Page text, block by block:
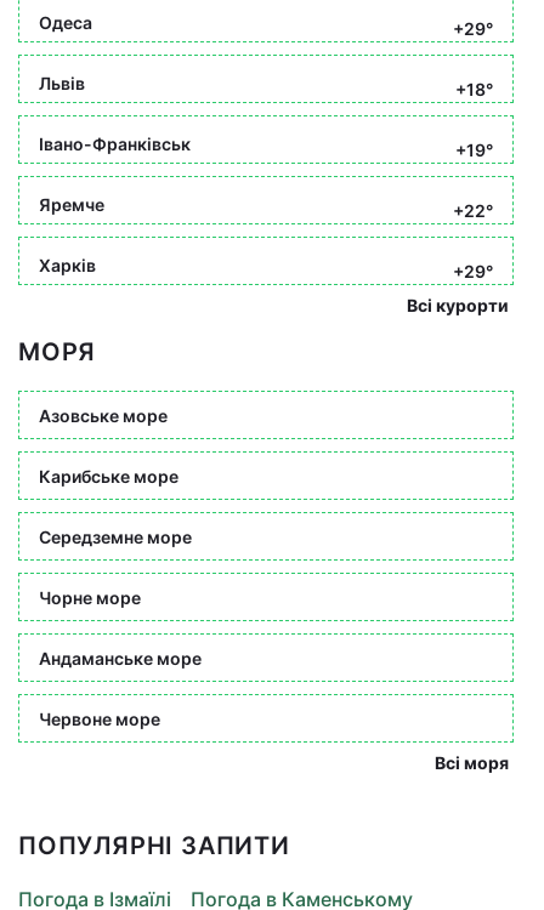
Одеса +29°
Львів +18°
Івано-Франківськ +19°
Яремче +22°
Харків
+29°
Всі курорти
МОРЯ
Азовське море
Карибське море
Середземне море
Чорне море
Андаманське море
Червоне море
Всі моря
ПОПУЛЯРНІ ЗАПИТИ
Погода в Ізмаїлі
Погода в Каменському